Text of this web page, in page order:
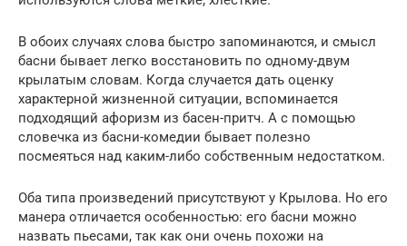
В обоих случаях слова быстро запоминаются, и смысл
басни бывает легко восстановить по одному-двум
крылатым словам. Когда случается дать оценку
характерной жизненной ситуации, вспоминается
подходящий афоризм из басен-притч. А с помощью
словечка из басни-комедии бывает полезно
посмеяться над каким-либо собственным недостатком.
Оба типа произведений присутствуют у Крылова. Но его
манера отличается особенностью: его басни можно
назвать пьесами, так как они очень похожи на